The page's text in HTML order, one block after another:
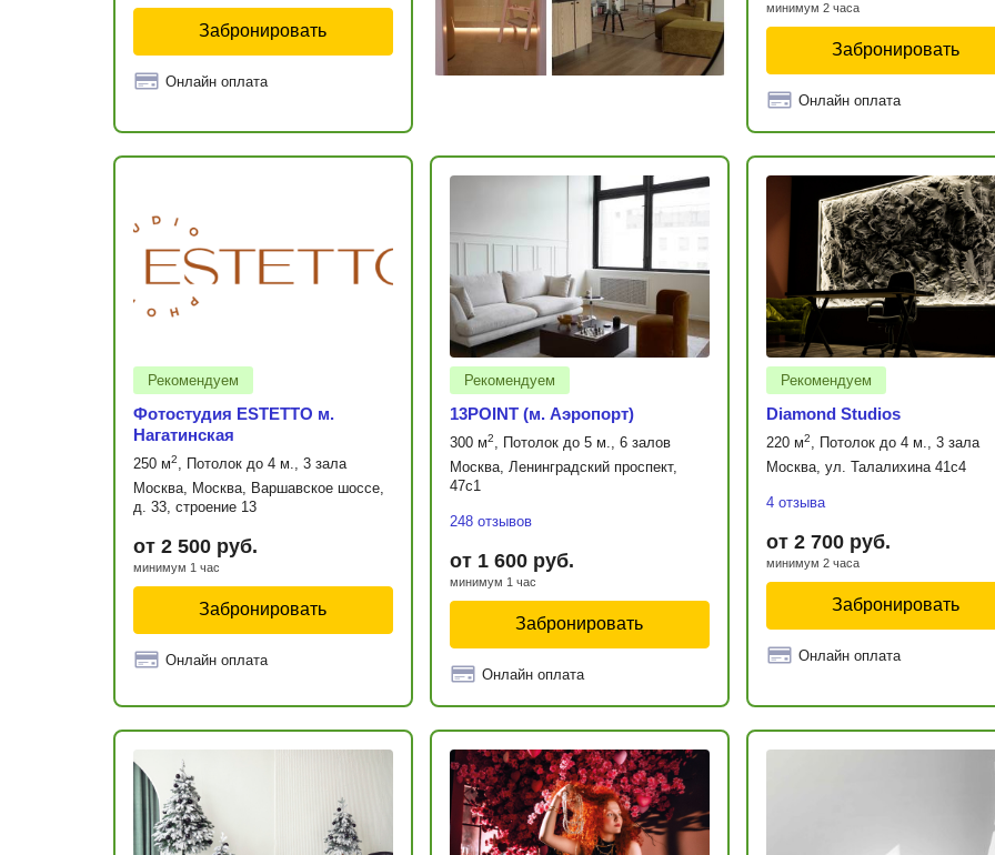
Забронировать
Онлайн оплата
минимум 2 часа
Забронировать
Онлайн оплата
Рекомендуем
Фотостудия ESTETTO м.
Нагатинская
250 м2, Потолок до 4 м., 3 зала
Москва, Москва, Варшавское шоссе,
д. 33, строение 13
от 2 500 руб.
минимум 1 час
Забронировать
Онлайн оплата
Рекомендуем
13POINT (м. Аэропорт)
300 м2, Потолок до 5 м., 6 залов
Москва, Ленинградский проспект,
47с1
248 отзывов
от 1 600 руб.
минимум 1 час
Забронировать
Онлайн оплата
Рекомендуем
Diamond Studios
220 м2, Потолок до 4 м., 3 зала
Москва, ул. Талалихина 41с4
4 отзыва
от 2 700 руб.
минимум 2 часа
Забронировать
Онлайн оплата